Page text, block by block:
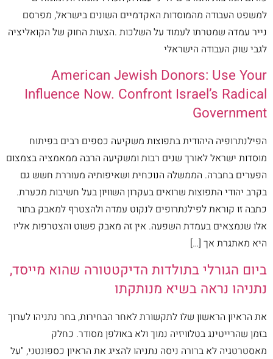
למשפט העבודה מהמוסדות האקדמיים השונים בישראל, מפרסם
נייר עמדה שמטרתו לעמוד על השלכות .הצעות החוק של הקואליציה
לגבי שוק העבודה הישראלי
American Jewish Donors: Use Your
Influence Now. Confront Israel’s Radical
Government
הפילנתרופיה היהודית בתפוצות משקיעה כספים רבים בפיתוח
מוסדות ישראל לאורך שנים רבות ומשקיעה הרבה ממאמציה בצמצום
הפערים בחברה. הממשלה הנוכחית ושאיפותיה מעוררת חשש גם
בקרב יהודי התפוצות שרואים בעקרון השוויון בעל חשיבות מכערת.
כתבה זו קוראת לפילנתרופים לנקוט עמדה ולהצטרף למאבק בתור
אלו שנמצאים בעמדת השפעה. אין זה מאבק פשוט והצטרפות אליו
היא מאתגרת אך […]
ביום הגורלי בתולדות הדיקטטורה שהוא מייסד,
נתניהו נראה בשיא מנותקתו
את הראיון הראשון שלו לתקשורת לאחר הבחירות, בחר נתניהו לערוך
בזמן שהרייטינג בטלוויזיה נמוך ולא באולפן מסודר. כחלק
מאסטרטגיה לא ברורה ניסה נתניהו להציג את הראיון כספונטני, "על